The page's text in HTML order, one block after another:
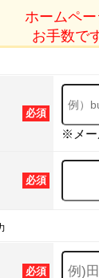
ホームペ
お手数で
必須
※メー
必須
必須